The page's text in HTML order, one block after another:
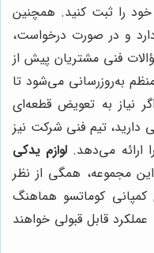
را ثبت کنید. همچنین
و در صورت درخواست،
فنی مشتریان پیش از
به‌روزرسانی می‌شود تا
نیاز به تعویض قطعه‌ای
دارید، تیم فنی شرکت نیز
می‌دهد. لوازم یدکی
این مجموعه، همگی از نظر
کمپانی کوماتسو هماهنگ
عملکرد قابل قبولی خواهند